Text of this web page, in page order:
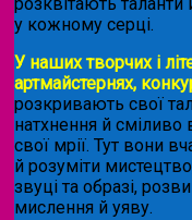
у кожному серці.
У наших творчих і
артмайстернях,
розкривають свої
натхнення й сміливо
свої мрії. Тут вони
й розуміти
звуці та образі,
мислення й уяву.